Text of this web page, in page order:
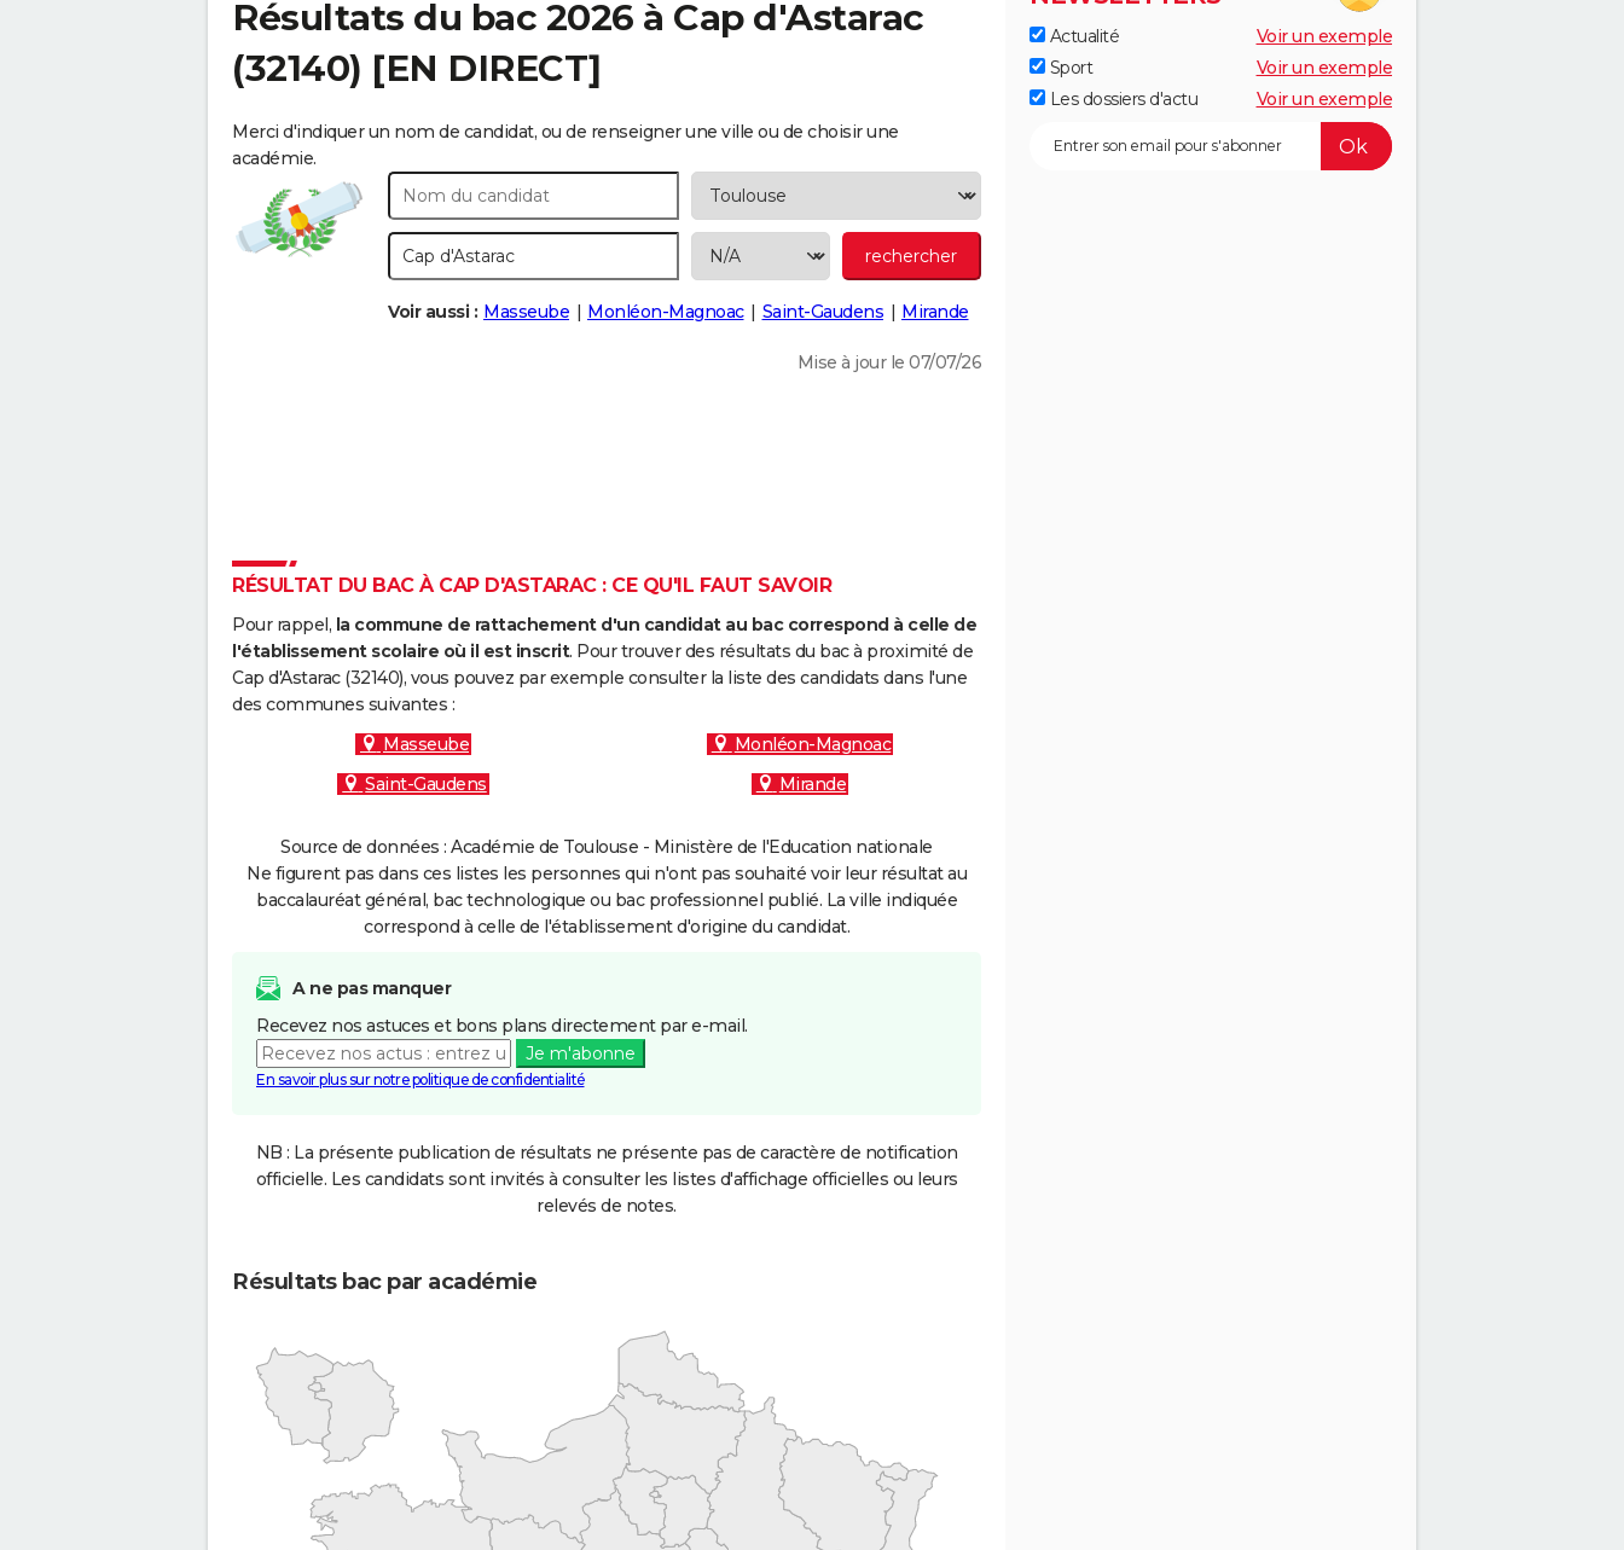
Résultats du bac 2026 à Cap d'Astarac
(32140) [EN DIRECT]
Merci d'indiquer un nom de candidat, ou de renseigner une ville ou de choisir une
académie.
Voir aussi : Masseube Monléon-Magnoac Saint-Gaudens Mirande
Mise à jour le 07/07/26
RÉSULTAT DU BAC À CAP D'ASTARAC : CE QU'IL FAUT SAVOIR
Pour rappel, la commune de rattachement d'un candidat au bac correspond à celle de
l'établissement scolaire où il est inscrit. Pour trouver des résultats du bac à proximité de
Cap d'Astarac (32140), vous pouvez par exemple consulter la liste des candidats dans l'une
des communes suivantes :
Masseube
Monléon-Magnoac
Saint-Gaudens
Mirande
Source de données : Académie de Toulouse - Ministère de l'Education nationale
Ne figurent pas dans ces listes les personnes qui n'ont pas souhaité voir leur résultat au
baccalauréat général, bac technologique ou bac professionnel publié. La ville indiquée
correspond à celle de l'établissement d'origine du candidat.
A ne pas manquer
Recevez nos astuces et bons plans directement par e-mail.
Je m'abonne
En savoir plus sur notre politique de confidentialité
NB : La présente publication de résultats ne présente pas de caractère de notification
officielle. Les candidats sont invités à consulter les listes d'affichage officielles ou leurs
relevés de notes.
Résultats bac par académie
Actualité
Voir un exemple
Sport
Voir un exemple
Les dossiers d'actu
Voir un exemple